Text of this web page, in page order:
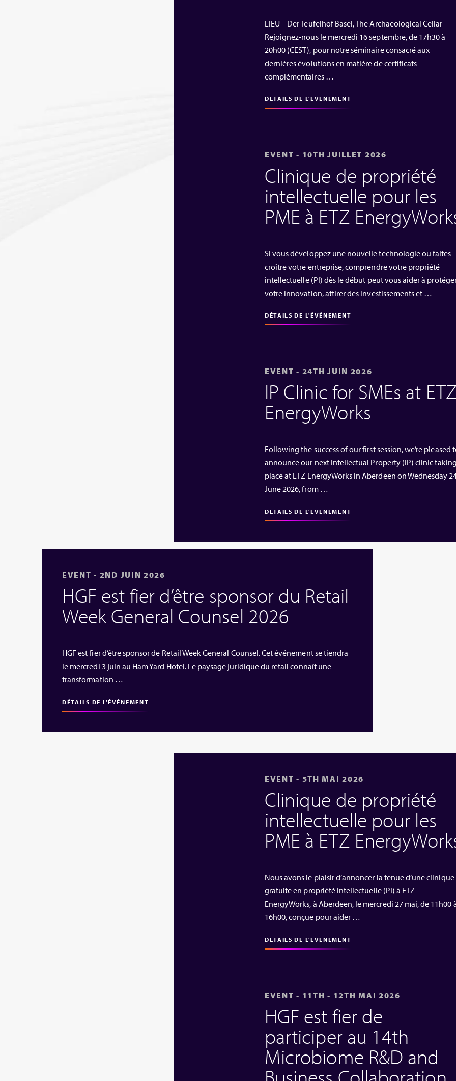
LIEU – Der Teufelhof Basel, The Archaeological Cellar
Rejoignez-nous le mercredi 16 septembre, de 17h30 à
20h00 (CEST), pour notre séminaire consacré aux
dernières évolutions en matière de certificats
complémentaires …
DÉTAILS DE L'ÉVÉNEMENT
EVENT - 10TH JUILLET 2026
Clinique de propriété
intellectuelle pour les
PME à ETZ
Si vous développez une nouvelle technologie ou faites
croître votre entreprise, comprendre votre propriété
intellectuelle (PI) dès le début peut vous aider à
votre innovation, attirer des investissements et …
DÉTAILS DE L'ÉVÉNEMENT
EVENT - 24TH JUIN 2026
IP Clinic for SMEs at
EnergyWorks
Following the success of our first session, we’re pleased
announce our next Intellectual Property (IP) clinic
place at ETZ EnergyWorks in Aberdeen on Wednesday
June 2026, from …
DÉTAILS DE L'ÉVÉNEMENT
EVENT - 2ND JUIN 2026
HGF est fier d’être sponsor du Retail
Week General Counsel 2026
HGF est fier d’être sponsor de Retail Week General Counsel. Cet événement se tiendra
le mercredi 3 juin au Ham Yard Hotel. Le paysage juridique du retail connaît une
transformation …
DÉTAILS DE L'ÉVÉNEMENT
EVENT - 5TH MAI 2026
Clinique de propriété
intellectuelle pour les
PME à ETZ
Nous avons le plaisir d’annoncer la tenue d’une clinique
gratuite en propriété intellectuelle (PI) à ETZ
EnergyWorks, à Aberdeen, le mercredi 27 mai, de 11h00
16h00, conçue pour aider …
DÉTAILS DE L'ÉVÉNEMENT
EVENT - 11TH - 12TH MAI 2026
HGF est fier de
participer au 14th
Microbiome R&D and